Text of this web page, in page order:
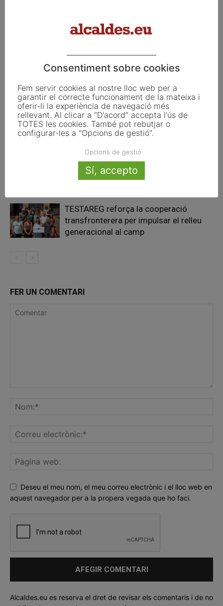
“Moltes ciutats del món
Finances a punt per al salt
Articles relacionats
La UE activa les primeres obligacions
de transparència de la Llei d’IA que
afecten els ajuntaments
El Pla de Barris mobilitza 117 municipis
catalans per impulsar la regeneració
TESTAREG reforça la cooperació
transfronterera per impulsar el relleu
generacional al camp
FER UN COMENTARI
Deseu el meu nom, el meu correu electrònic i el lloc web en
aquest navegador per a la propera vegada que ho faci.
Alcaldes.eu es reserva el dret de revisar els comentaris i de no
Consentiment sobre cookies
Fem servir cookies al nostre lloc web per a
garantir el correcte funcionament de la mateixa i
oferir-li la experiència de navegació més
rellevant. Al clicar a "D'acord" accepta l'ús de
TOTES les cookies. També pot rebutjar o
configurar-les a "Opcions de gestió".
Opcions de gestió
Sí, accepto